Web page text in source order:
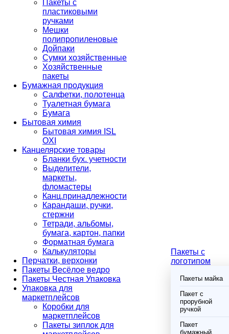
Пакеты с
пластиковыми
ручками
Мешки
полипропиленовые
Дойпаки
Сумки хозяйственные
Хозяйственные
пакеты
Бумажная продукция
Салфетки, полотенца
Туалетная бумага
Бумага
Бытовая химия
Бытовая химия ISL
OXI
Канцелярские товары
Бланки бух. учетности
Выделители,
маркеты,
фломастеры
Канц.принадлежности
Карандаши, ручки,
стержни
Тетради, альбомы,
бумага, картон, папки
Форматная бумага
Калькуляторы
Перчатки, верхонки
Пакеты Весёлое ведро
Пакеты Честная Упаковка
Упаковка для
маркетплейсов
Коробки для
маркетплейсов
Пакеты зиплок для
Пакеты с
логотипом
Пакеты майка
Пакет с
прорубной
ручкой
Пакет
бумажный,